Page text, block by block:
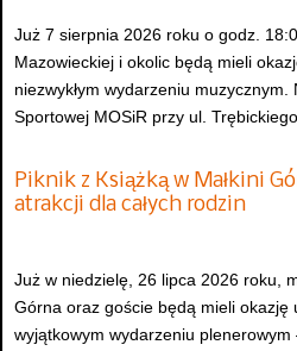
Już 7 sierpnia 2026 roku o godz.
Mazowieckiej i okolic będą mieli
niezwykłym wydarzeniu
Sportowej MOSiR przy ul.
Piknik z Książką w Małkini
atrakcji dla całych rodzin
Już w niedzielę, 26 lipca 2026 roku,
Górna oraz goście będą mieli okazję
wyjątkowym wydarzeniu plenerowym